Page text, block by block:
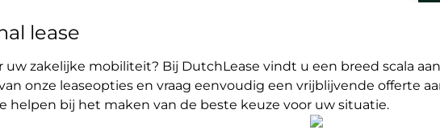
lease
zakelijke mobiliteit? Bij DutchLease vindt u een breed scala
onze leaseopties en vraag eenvoudig een vrijblijvende offerte
helpen bij het maken van de beste keuze voor uw situatie.